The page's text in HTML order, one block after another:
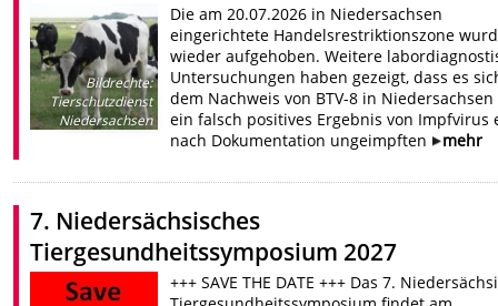
Bildrechte:
Tierschutzdienst
Niedersachsen
Die am 20.07.2026 in Niedersachsen
eingerichtete Handelsrestriktionszone
wieder aufgehoben. Weitere
Untersuchungen haben gezeigt, dass es
dem Nachweis von BTV-8 in
ein falsch positives Ergebnis von Impfvirus
nach Dokumentation ungeimpften
mehr
7. Niedersächsisches
Tiergesundheitssymposium 2027
+++ SAVE THE DATE +++ Das 7.